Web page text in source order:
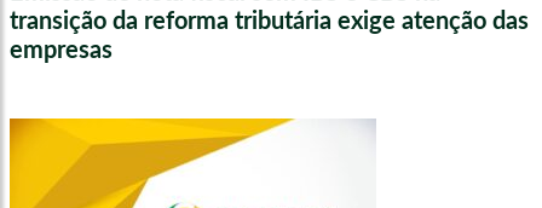
transição da reforma tributária exige atenção das
empresas